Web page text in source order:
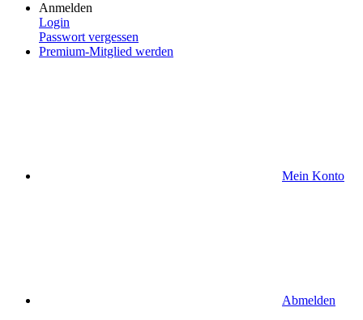
Anmelden
Login
Passwort vergessen
Premium-Mitglied werden
Mein Konto
Abmelden